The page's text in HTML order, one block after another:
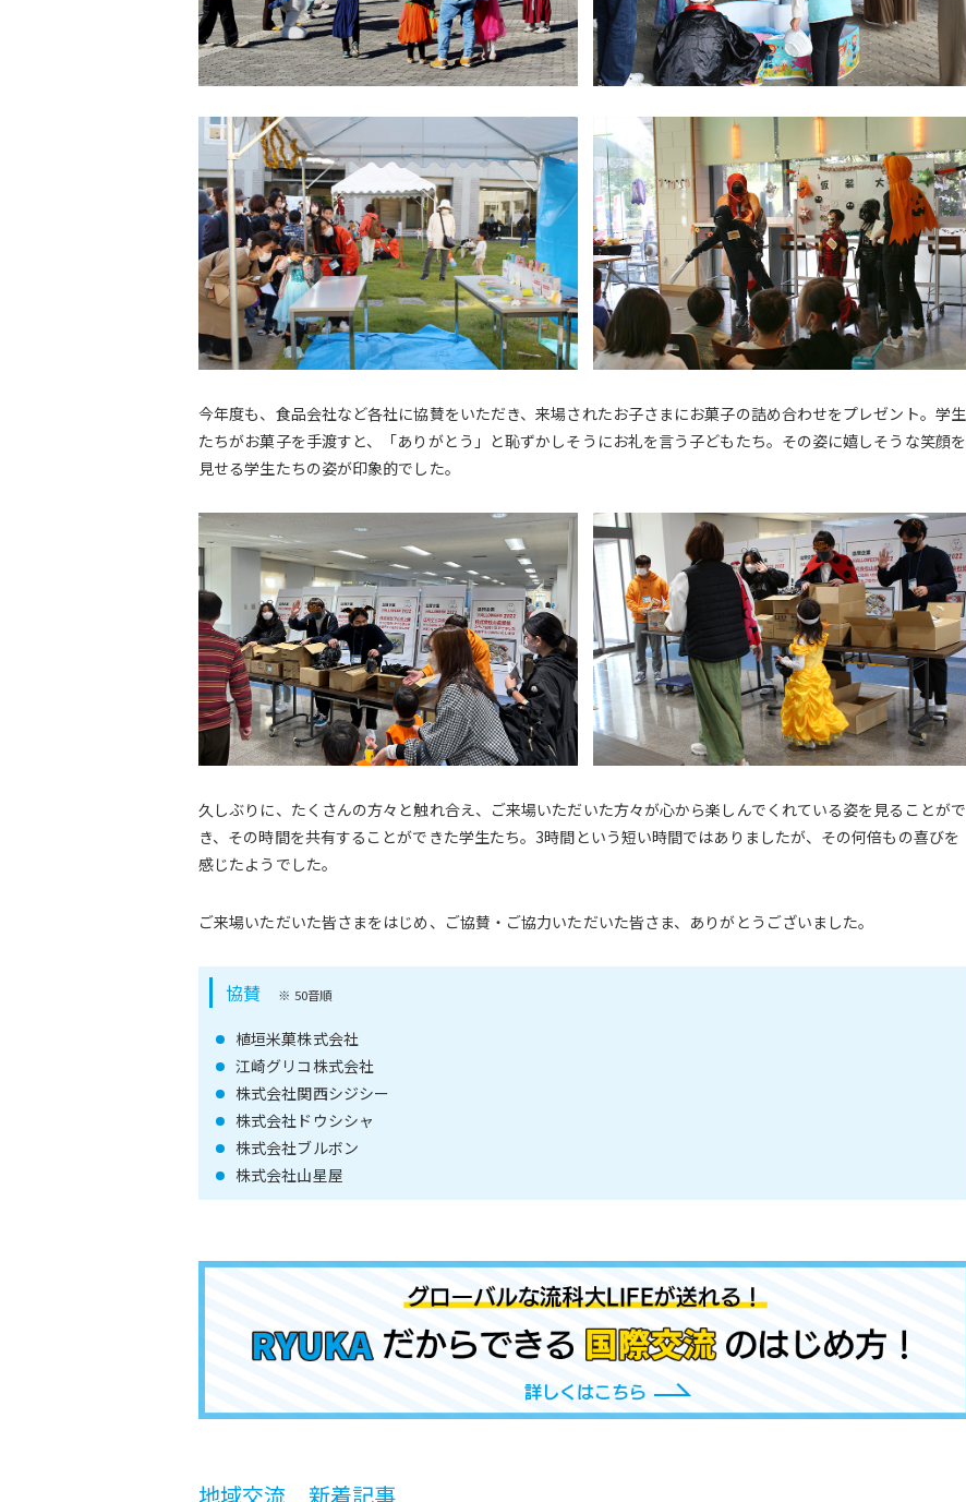
今年度も、食品会社など各社に協賛をいただき、来場されたお子さまにお菓子の詰め合わせをプレゼント。学生
たちがお菓子を手渡すと、「ありがとう」と恥ずかしそうにお礼を言う子どもたち。その姿に嬉しそうな笑顔を
見せる学生たちの姿が印象的でした。
久しぶりに、たくさんの方々と触れ合え、ご来場いただいた方々が心から楽しんでくれている姿を見ることがで
き、その時間を共有することができた学生たち。3時間という短い時間ではありましたが、その何倍もの喜びを
感じたようでした。
ご来場いただいた皆さまをはじめ、ご協賛・ご協力いただいた皆さま、ありがとうございました。
協賛 ※ 50音順
植垣米菓株式会社
江崎グリコ株式会社
株式会社関西シジシー
株式会社ドウシシャ
株式会社ブルボン
株式会社山星屋
地域交流 新着記事